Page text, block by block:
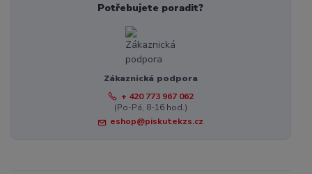
Potřebujete poradit?
Zákaznická podpora
+ 420 773 967 062
(Po-Pá, 8-16 hod.)
eshop@piskutekzs.cz